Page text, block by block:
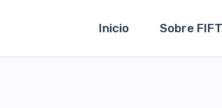
Inicio Sobre